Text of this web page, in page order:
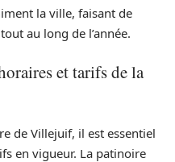
la ville, faisant de
au long de l’année.
et tarifs de la
de Villejuif, il est essentiel
en vigueur. La patinoire